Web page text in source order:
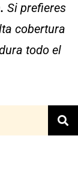
Si prefieres
cobertura
todo el